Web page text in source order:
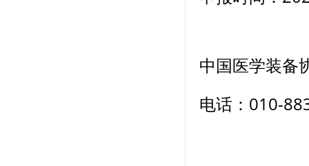
中国医学装备
电话：010-